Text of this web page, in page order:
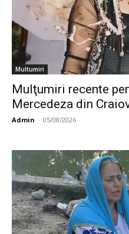
Multumiri
Mulţumiri recente
Mercedeza din
Admin - 05/08/2026